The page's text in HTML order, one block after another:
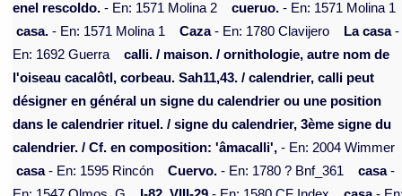
enel rescoldo. - En: 1571 Molina 2 cueruo. - En: 1571 Molina 1
casa. - En: 1571 Molina 1 Caza- En: 1780 Clavijero La casa-
En: 1692 Guerra
calli. / maison. / ornithologie, autre nom de
l'oiseau cacalôtl, corbeau. Sah11,43. / calendrier, calli peut
désigner en général un signe du calendrier ou une position
dans le calendrier rituel. / signe du calendrier, 3ème signe du
calendrier. / Cf. en composition: 'âmacalli', - En: 2004 Wimmer
casa- En: 1595 Rincón Cuervo. - En: 1780 ? Bnf_361 casa-